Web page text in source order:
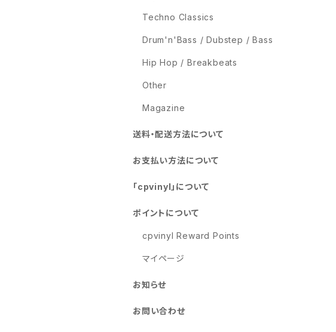
Techno Classics
Drum'n'Bass / Dubstep / Bass
Hip Hop / Breakbeats
Other
Magazine
送料・配送方法について
お支払い方法について
「cpvinyl」について
ポイントについて
cpvinyl Reward Points
マイページ
お知らせ
お問い合わせ